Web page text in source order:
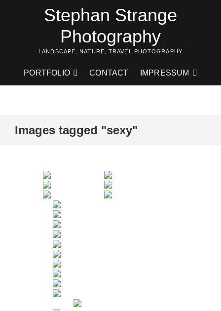
Stephan Strange
Photography
LANDSCAPE, NATURE, TRAVEL PHOTOGRAPHY
PORTFOLIO CONTACT IMPRESSUM
Images tagged "sexy"